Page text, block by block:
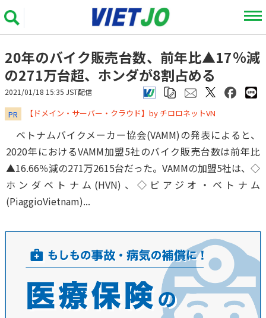
20年のバイク販売台数、前年比▲17％減
の271万台超、ホンダが8割占める
2021/01/18 15:35 JST配信
PR ​​​​​​​【ドメイン・サーバー・クラウド】by チロロネットVN
ベトナムバイクメーカー協会(VAMM)の発表によると、
2020年におけるVAMM加盟5社のバイク販売台数は前年比
▲16.66％減の271万2615台だった。VAMMの加盟5社は、◇
ホンダベトナム(HVN)、◇ピアジオ・ベトナム
(PiaggioVietnam)...